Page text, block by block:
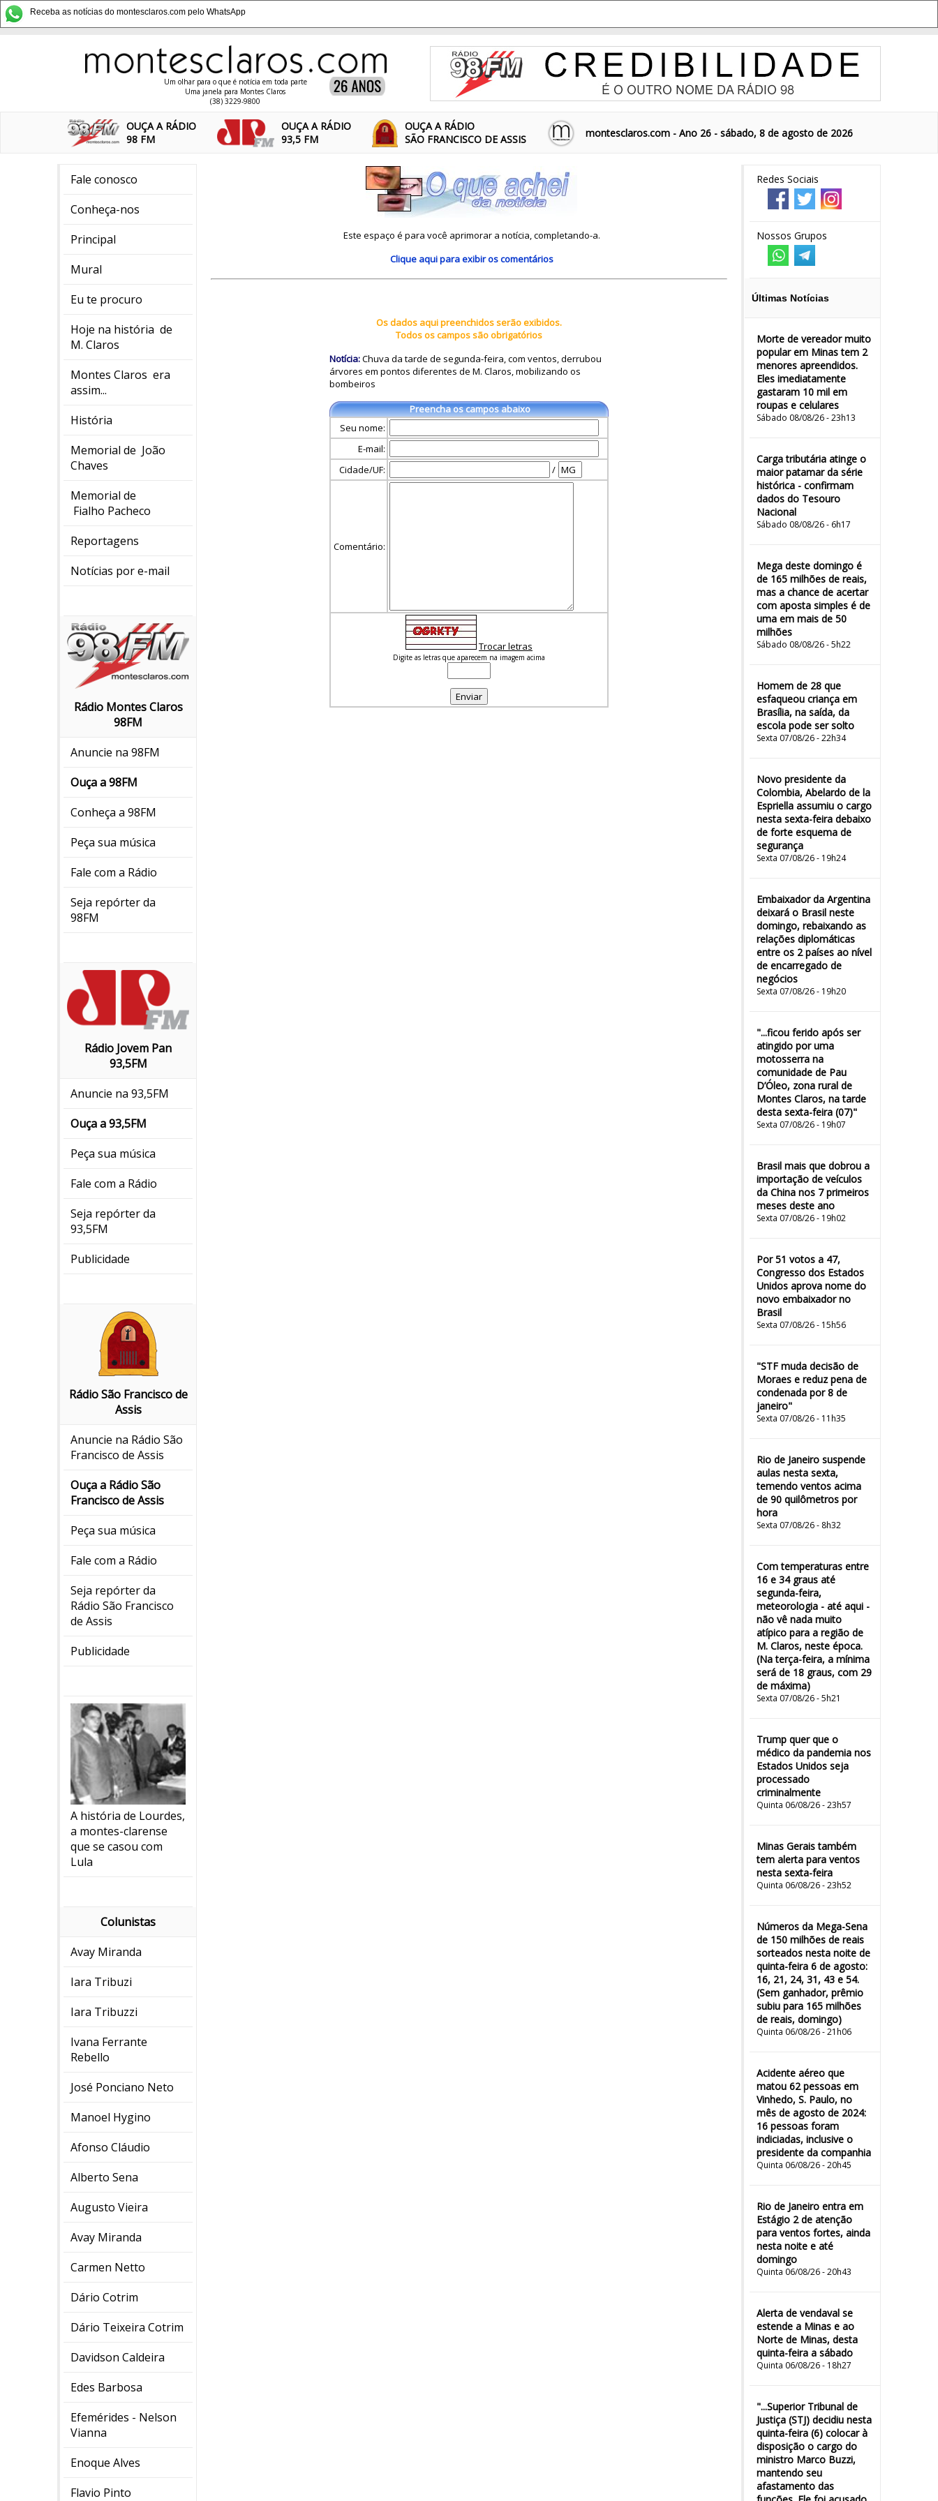
Receba as notícias do montesclaros.com pelo WhatsApp
Um olhar para o que é notícia em toda parte
Uma janela para Montes Claros
(38) 3229-9800
OUÇA A RÁDIO
98 FM
OUÇA A RÁDIO
93,5 FM
OUÇA A RÁDIO
SÃO FRANCISCO DE ASSIS
montesclaros.com - Ano 26 - sábado, 8 de agosto de 2026
Fale conosco
Conheça-nos
Principal
Mural
Eu te procuro
Hoje na história de
M. Claros
Montes Claros era
assim...
História
Memorial de João
Chaves
Memorial de
Fialho Pacheco
Reportagens
Notícias por e-mail
Rádio Montes Claros
98FM
Anuncie na 98FM
Ouça a 98FM
Conheça a 98FM
Peça sua música
Fale com a Rádio
Seja repórter da
98FM
Rádio Jovem Pan
93,5FM
Anuncie na 93,5FM
Ouça a 93,5FM
Peça sua música
Fale com a Rádio
Seja repórter da
93,5FM
Publicidade
Rádio São Francisco de
Assis
Anuncie na Rádio São
Francisco de Assis
Ouça a Rádio São
Francisco de Assis
Peça sua música
Fale com a Rádio
Seja repórter da
Rádio São Francisco
de Assis
Publicidade
A história de Lourdes,
a montes-clarense
que se casou com
Lula
Colunistas
Avay Miranda
Iara Tribuzi
Iara Tribuzzi
Ivana Ferrante
Rebello
José Ponciano Neto
Manoel Hygino
Afonso Cláudio
Alberto Sena
Augusto Vieira
Avay Miranda
Carmen Netto
Dário Cotrim
Dário Teixeira Cotrim
Davidson Caldeira
Edes Barbosa
Efemérides - Nelson
Vianna
Enoque Alves
Flavio Pinto
Redes Sociais
Nossos Grupos
Últimas Notícias
Morte de vereador muito
popular em Minas tem 2
menores apreendidos.
Eles imediatamente
gastaram 10 mil em
roupas e celulares
Sábado 08/08/26 - 23h13
Carga tributária atinge o
maior patamar da série
histórica - confirmam
dados do Tesouro
Nacional
Sábado 08/08/26 - 6h17
Mega deste domingo é
de 165 milhões de reais,
mas a chance de acertar
com aposta simples é de
uma em mais de 50
milhões
Sábado 08/08/26 - 5h22
Homem de 28 que
esfaqueou criança em
Brasília, na saída, da
escola pode ser solto
Sexta 07/08/26 - 22h34
Novo presidente da
Colombia, Abelardo de la
Espriella assumiu o cargo
nesta sexta-feira debaixo
de forte esquema de
segurança
Sexta 07/08/26 - 19h24
Embaixador da Argentina
deixará o Brasil neste
domingo, rebaixando as
relações diplomáticas
entre os 2 países ao nível
de encarregado de
negócios
Sexta 07/08/26 - 19h20
"...ficou ferido após ser
atingido por uma
motosserra na
comunidade de Pau
D’Óleo, zona rural de
Montes Claros, na tarde
desta sexta-feira (07)"
Sexta 07/08/26 - 19h07
Brasil mais que dobrou a
importação de veículos
da China nos 7 primeiros
meses deste ano
Sexta 07/08/26 - 19h02
Por 51 votos a 47,
Congresso dos Estados
Unidos aprova nome do
novo embaixador no
Brasil
Sexta 07/08/26 - 15h56
"STF muda decisão de
Moraes e reduz pena de
condenada por 8 de
janeiro"
Sexta 07/08/26 - 11h35
Rio de Janeiro suspende
aulas nesta sexta,
temendo ventos acima
de 90 quilômetros por
hora
Sexta 07/08/26 - 8h32
Com temperaturas entre
16 e 34 graus até
segunda-feira,
meteorologia - até aqui -
não vê nada muito
atípico para a região de
M. Claros, neste época.
(Na terça-feira, a mínima
será de 18 graus, com 29
de máxima)
Sexta 07/08/26 - 5h21
Trump quer que o
médico da pandemia nos
Estados Unidos seja
processado
criminalmente
Quinta 06/08/26 - 23h57
Minas Gerais também
tem alerta para ventos
nesta sexta-feira
Quinta 06/08/26 - 23h52
Números da Mega-Sena
de 150 milhões de reais
sorteados nesta noite de
quinta-feira 6 de agosto:
16, 21, 24, 31, 43 e 54.
(Sem ganhador, prêmio
subiu para 165 milhões
de reais, domingo)
Quinta 06/08/26 - 21h06
Acidente aéreo que
matou 62 pessoas em
Vinhedo, S. Paulo, no
mês de agosto de 2024:
16 pessoas foram
indiciadas, inclusive o
presidente da companhia
Quinta 06/08/26 - 20h45
Rio de Janeiro entra em
Estágio 2 de atenção
para ventos fortes, ainda
nesta noite e até
domingo
Quinta 06/08/26 - 20h43
Alerta de vendaval se
estende a Minas e ao
Norte de Minas, desta
quinta-feira a sábado
Quinta 06/08/26 - 18h27
"...Superior Tribunal de
Justiça (STJ) decidiu nesta
quinta-feira (6) colocar à
disposição o cargo do
ministro Marco Buzzi,
mantendo seu
afastamento das
Este espaço é para você aprimorar a notícia, completando-a.
Clique aquipara exibir os comentários
Os dados aqui preenchidos serão exibidos.
Todos os campos são obrigatórios
Notícia:Chuva da tarde de segunda-feira, com ventos, derrubou
árvores em pontos diferentes de M. Claros, mobilizando os
bombeiros
Preencha os campos abaixo
Seu nome:
E-mail:
Cidade/UF:
/
Comentário:
Trocar letras
Digite as letras que aparecem na imagem acima